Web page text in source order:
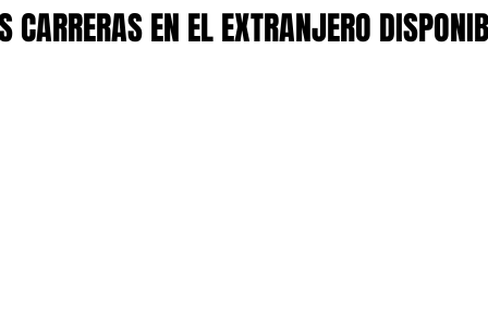
CARRERAS EN EL EXTRANJERO